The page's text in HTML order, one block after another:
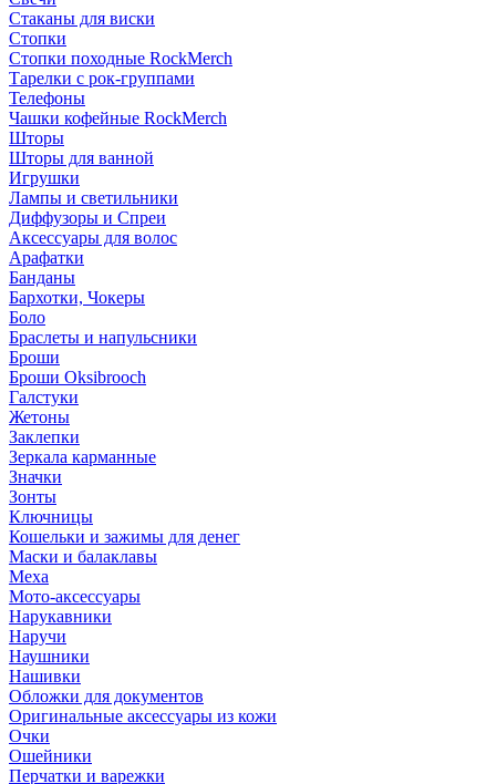
Стаканы для виски
Стопки
Стопки походные RockMerch
Тарелки с рок-группами
Телефоны
Чашки кофейные RockMerch
Шторы
Шторы для ванной
Игрушки
Лампы и светильники
Диффузоры и Спреи
Аксессуары для волос
Арафатки
Банданы
Бархотки, Чокеры
Боло
Браслеты и напульсники
Броши
Броши Oksibrooch
Галстуки
Жетоны
Заклепки
Зеркала карманные
Значки
Зонты
Ключницы
Кошельки и зажимы для денег
Маски и балаклавы
Меха
Мото-аксессуары
Нарукавники
Наручи
Наушники
Нашивки
Обложки для документов
Оригинальные аксессуары из кожи
Очки
Ошейники
Перчатки и варежки